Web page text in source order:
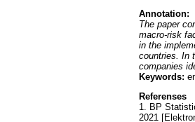
Annotation:
The paper
macro-risk
in the
countries. In
companies
Keywords:
Referenses
1. BP
2021